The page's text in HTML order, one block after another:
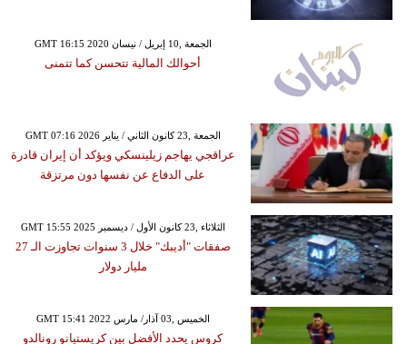
GMT 16:15 2020 الجمعة ,10 إبريل / نيسان
أحوالك المالية تتحسن كما تتمنى
GMT 07:16 2026 الجمعة ,23 كانون الثاني / يناير
عراقجي يهاجم زيلينسكي ويؤكد أن إيران قادرة
على الدفاع عن نفسها دون مرتزقة
GMT 15:55 2025 الثلاثاء ,23 كانون الأول / ديسمبر
صفقات "أديبك" خلال 3 سنوات تجاوزت الـ 27
مليار دولار
GMT 15:41 2022 الخميس ,03 آذار/ مارس
كروس يحدد الأفضل بين كريستيانو رونالدو